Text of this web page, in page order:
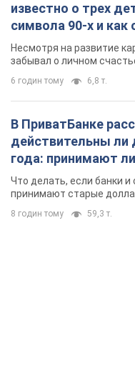
известно о трех
символа 90-х и как
Несмотря на развитие
забывал о личном
6 годин тому 6,8 т.
В ПриватБанке
действительны ли
года: принимают
банки такие
Что делать, если банки и
принимают старые
8 годин тому 59,3 т.